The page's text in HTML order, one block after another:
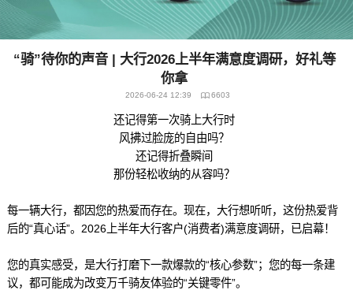
“骑”待你的声音 | 大行2026上半年满意度调研，好礼等
你拿
2026-06-24 12:39 6603
还记得第一次骑上大行时
风拂过脸庞的自由吗？
还记得折叠瞬间
那份轻松收纳的从容吗？
每一辆大行，都因您的热爱而存在。现在，大行想听听，这份热爱背
后的“真心话”。2026上半年大行客户(消费者)满意度调研，已启幕！
您的真实感受，是大行打磨下一款爆款的“核心参数”；您的每一条建
议，都可能成为改变万千骑友体验的“关键零件”。